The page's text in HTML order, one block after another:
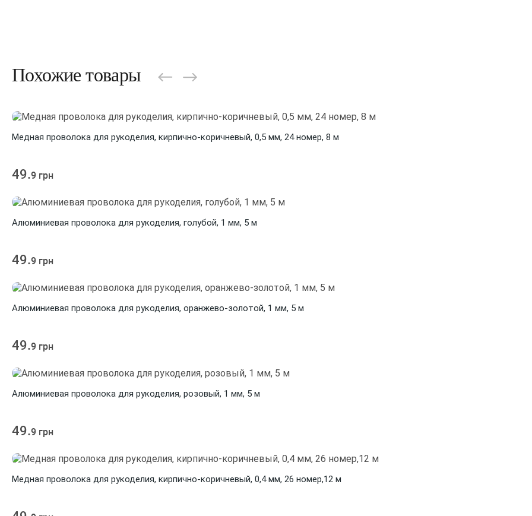
Похожие товары
Медная проволока для рукоделия, кирпично-коричневый, 0,5 мм, 24 номер, 8 м
49.9 грн
Алюминиевая проволока для рукоделия, голубой, 1 мм, 5 м
49.9 грн
Алюминиевая проволока для рукоделия, оранжево-золотой, 1 мм, 5 м
49.9 грн
Алюминиевая проволока для рукоделия, розовый, 1 мм, 5 м
49.9 грн
Медная проволока для рукоделия, кирпично-коричневый, 0,4 мм, 26 номер,12 м